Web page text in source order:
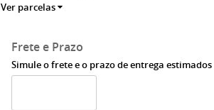
Ver parcelas
Frete e Prazo
Simule o frete e o prazo de entrega